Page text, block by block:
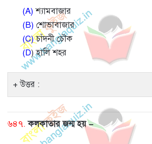
(A)শ্যামবাজার
(B) শোভাবাজার
(C)চাঁদনী চৌক
(D) হালি শহর
উত্তর :
৬৪৭. কলকাতার জন্ম হয় –